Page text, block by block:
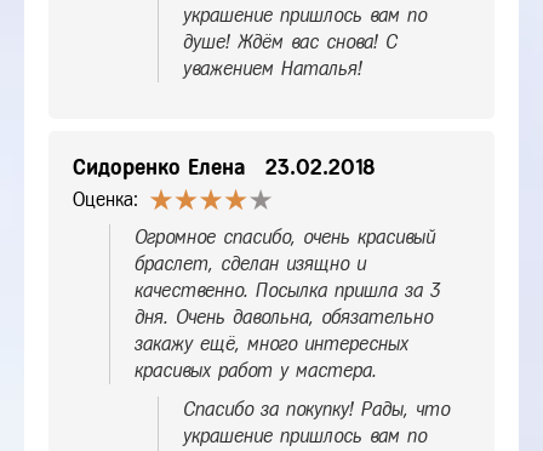
украшение пришлось вам по
душе! Ждём вас снова! С
уважением Наталья!
Сидоренко Елена 23.02.2018
Оценка:
Огромное спасибо, очень красивый
браслет, сделан изящно и
качественно. Посылка пришла за 3
дня. Очень давольна, обязательно
закажу ещё, много интересных
красивых работ у мастера.
Спасибо за покупку! Рады, что
украшение пришлось вам по